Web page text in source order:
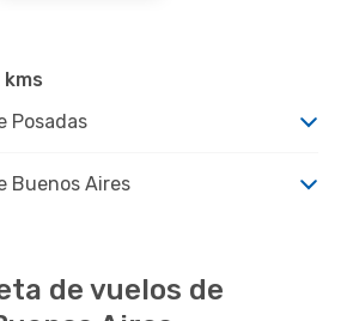
Posadas
Buenos Aires
de vuelos de